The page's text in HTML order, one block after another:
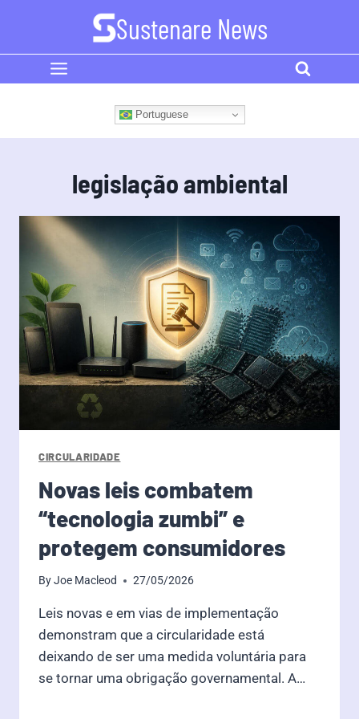
content
Sustenare News
Portuguese
legislação ambiental
CIRCULARIDADE
Novas leis combatem
“tecnologia zumbi” e
protegem consumidores
ByJoe Macleod 27/05/2026
Leis novas e em vias de implementação
demonstram que a circularidade está
deixando de ser uma medida voluntária para
se tornar uma obrigação governamental. A…